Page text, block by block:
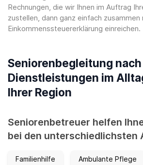
Rechnungen, die wir Ihnen im Auftrag
zustellen, dann ganz einfach
Einkommenssteuererklärung einreichen.
Seniorenbegleitung nach
Dienstleistungen im
Ihrer Region
Seniorenbetreuer helfen
bei den unterschiedlichsten
Familienhilfe Ambulante Pflege